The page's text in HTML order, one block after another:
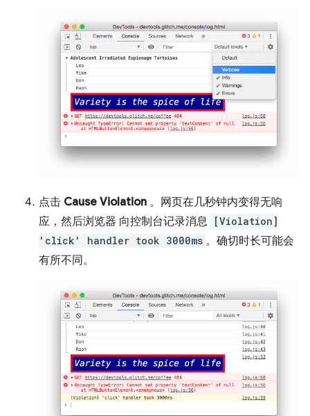
点击 Cause Violation 。网页在几秒钟内变得无响
应，然后浏览器 向控制台记录消息
[Violation]
'click' handler took 3000ms 。确切时长可能会
有所不同。